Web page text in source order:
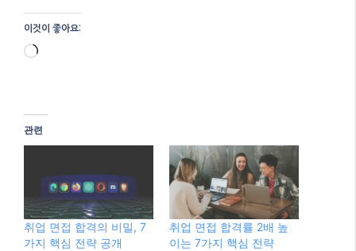
이것이 좋아요:
로
관련
취업 면접 합격의 비밀, 7
가지 핵심 전략 공개
취업 면접 합격률 2배 높
이는 7가지 핵심 전략